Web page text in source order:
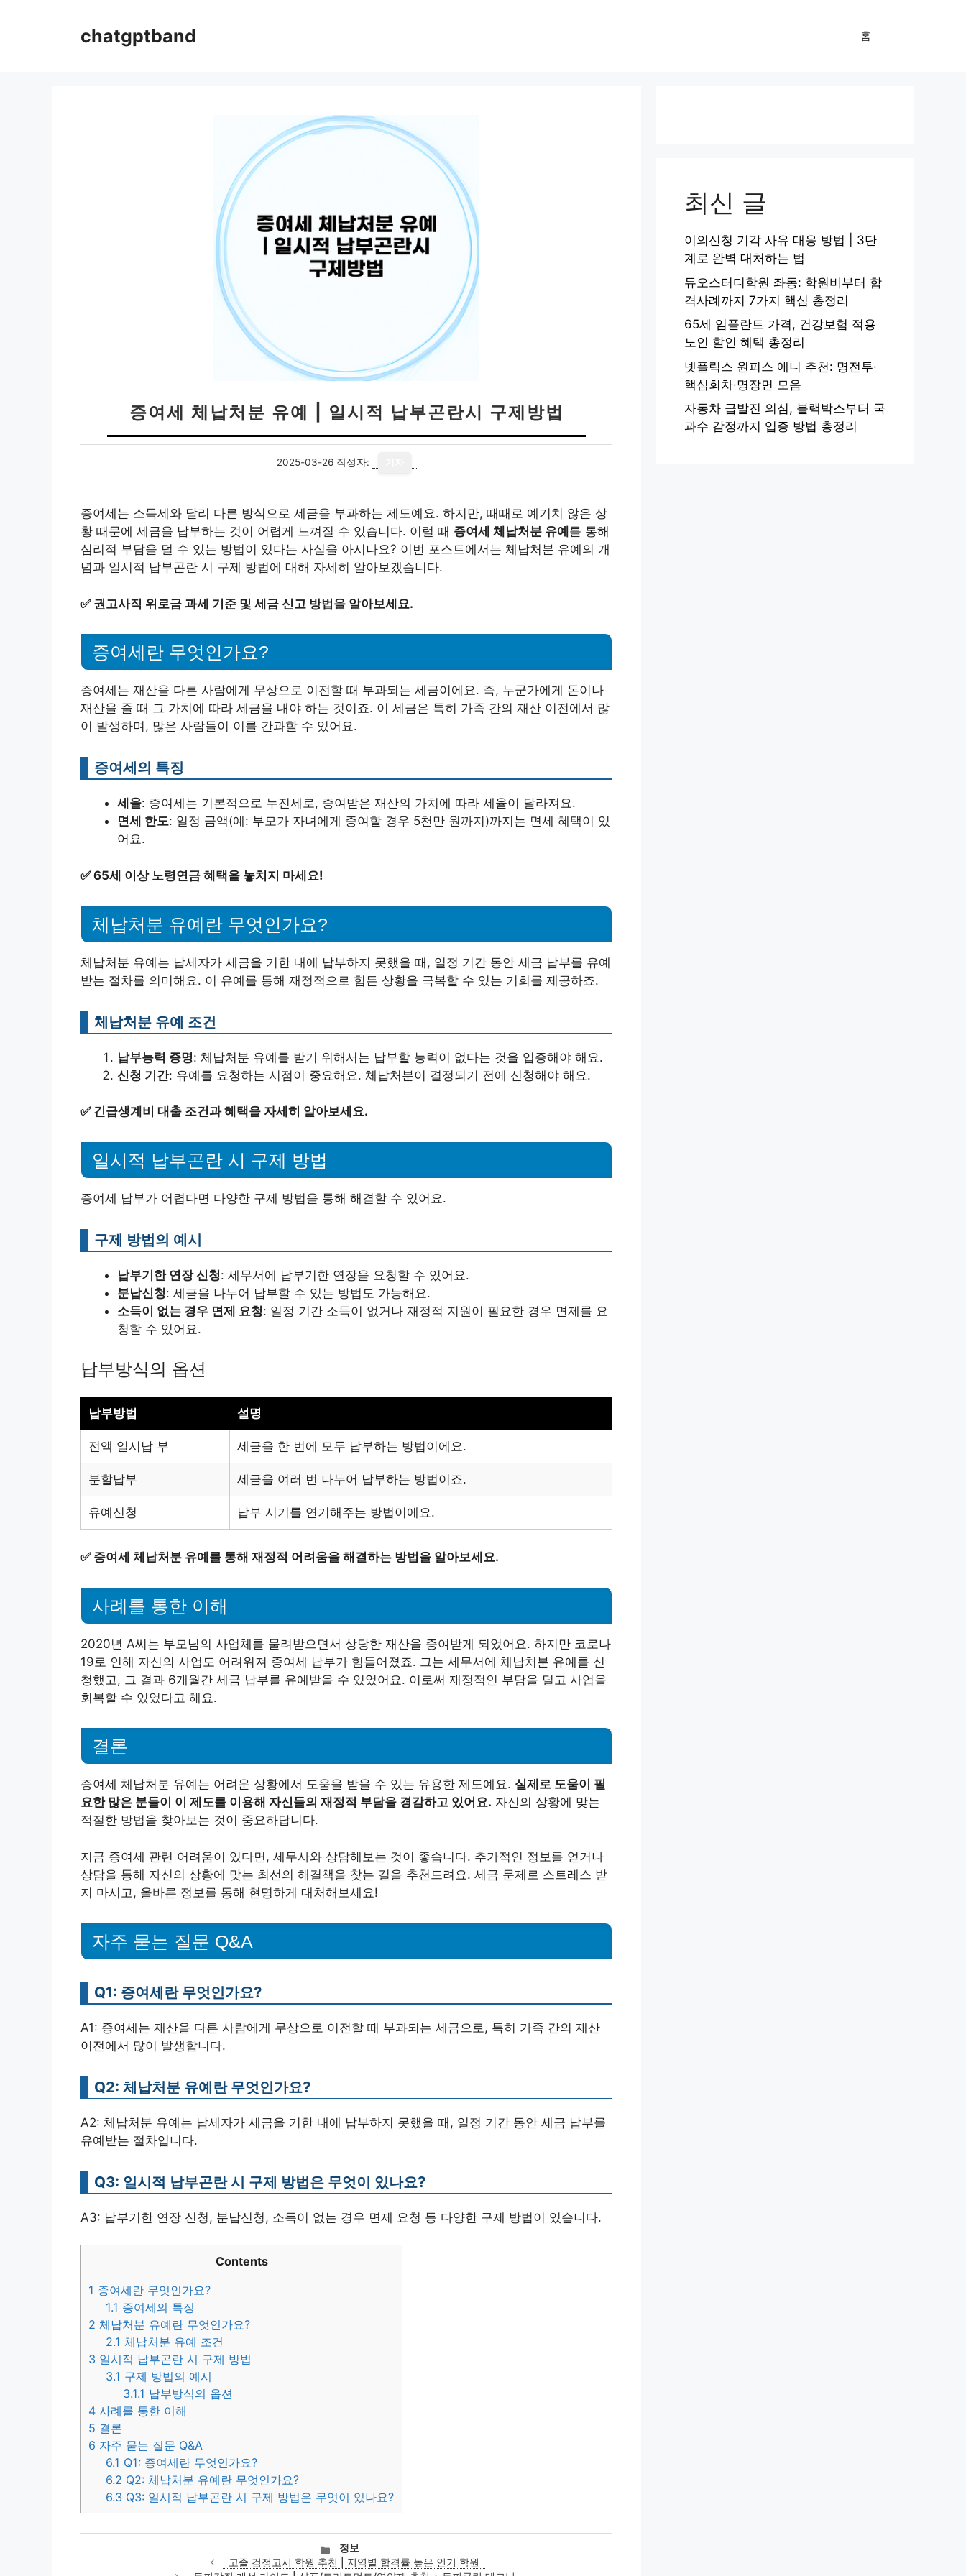
chatgptband 홈
증여세 체납처분 유예 | 일시적 납부곤란시 구제방법
2025-03-26 작성자:
증여세는 소득세와 달리 다른 방식으로 세금을 부과하는 제도예요. 하지만, 때때로 예기치 않은 상
황 때문에 세금을 납부하는 것이 어렵게 느껴질 수 있습니다. 이럴 때 증여세 체납처분 유예 를 통해
심리적 부담을 덜 수 있는 방법이 있다는 사실을 아시나요? 이번 포스트에서는 체납처분 유예의 개
념과 일시적 납부곤란 시 구제 방법에 대해 자세히 알아보겠습니다.
✅ 권고사직 위로금 과세 기준 및 세금 신고 방법을 알아보세요.
증여세란 무엇인가요?
증여세는 재산을 다른 사람에게 무상으로 이전할 때 부과되는 세금이에요. 즉, 누군가에게 돈이나
재산을 줄 때 그 가치에 따라 세금을 내야 하는 것이죠. 이 세금은 특히 가족 간의 재산 이전에서 많
이 발생하며, 많은 사람들이 이를 간과할 수 있어요.
증여세의 특징
세율: 증여세는 기본적으로 누진세로, 증여받은 재산의 가치에 따라 세율이 달라져요.
면세 한도: 일정 금액(예: 부모가 자녀에게 증여할 경우 5천만 원까지)까지는 면세 혜택이 있
어요.
✅65세 이상 노령연금 혜택을 놓치지 마세요!
체납처분 유예란 무엇인가요?
체납처분 유예는 납세자가 세금을 기한 내에 납부하지 못했을 때, 일정 기간 동안 세금 납부를 유예
받는 절차를 의미해요. 이 유예를 통해 재정적으로 힘든 상황을 극복할 수 있는 기회를 제공하죠.
체납처분 유예 조건
납부능력 증명: 체납처분 유예를 받기 위해서는 납부할 능력이 없다는 것을 입증해야 해요.
신청 기간: 유예를 요청하는 시점이 중요해요. 체납처분이 결정되기 전에 신청해야 해요.
✅ 긴급생계비 대출 조건과 혜택을 자세히 알아보세요.
일시적 납부곤란 시 구제 방법
증여세 납부가 어렵다면 다양한 구제 방법을 통해 해결할 수 있어요.
구제 방법의 예시
납부기한 연장 신청: 세무서에 납부기한 연장을 요청할 수 있어요.
분납신청: 세금을 나누어 납부할 수 있는 방법도 가능해요.
소득이 없는 경우 면제 요청: 일정 기간 소득이 없거나 재정적 지원이 필요한 경우 면제를 요
청할 수 있어요.
납부방식의 옵션
납부방법 설명
전액 일시납 부 세금을 한 번에 모두 납부하는 방법이에요.
분할납부 세금을 여러 번 나누어 납부하는 방법이죠.
유예신청 납부 시기를 연기해주는 방법이에요.
✅ 증여세 체납처분 유예를 통해 재정적 어려움을 해결하는 방법을 알아보세요.
사례를 통한 이해
2020년 A씨는 부모님의 사업체를 물려받으면서 상당한 재산을 증여받게 되었어요. 하지만 코로나
19로 인해 자신의 사업도 어려워져 증여세 납부가 힘들어졌죠. 그는 세무서에 체납처분 유예를 신
청했고, 그 결과 6개월간 세금 납부를 유예받을 수 있었어요. 이로써 재정적인 부담을 덜고 사업을
회복할 수 있었다고 해요.
결론
증여세 체납처분 유예는 어려운 상황에서 도움을 받을 수 있는 유용한 제도예요. 실제로 도움이 필
요한 많은 분들이 이 제도를 이용해 자신들의 재정적 부담을 경감하고 있어요. 자신의 상황에 맞는
적절한 방법을 찾아보는 것이 중요하답니다.
지금 증여세 관련 어려움이 있다면, 세무사와 상담해보는 것이 좋습니다. 추가적인 정보를 얻거나
상담을 통해 자신의 상황에 맞는 최선의 해결책을 찾는 길을 추천드려요. 세금 문제로 스트레스 받
지 마시고, 올바른 정보를 통해 현명하게 대처해보세요!
자주 묻는 질문 Q&A
Q1: 증여세란 무엇인가요?
A1: 증여세는 재산을 다른 사람에게 무상으로 이전할 때 부과되는 세금으로, 특히 가족 간의 재산
이전에서 많이 발생합니다.
Q2: 체납처분 유예란 무엇인가요?
A2: 체납처분 유예는 납세자가 세금을 기한 내에 납부하지 못했을 때, 일정 기간 동안 세금 납부를
유예받는 절차입니다.
Q3: 일시적 납부곤란 시 구제 방법은 무엇이 있나요?
A3: 납부기한 연장 신청, 분납신청, 소득이 없는 경우 면제 요청 등 다양한 구제 방법이 있습니다.
Contents
1 증여세란 무엇인가요?
1.1 증여세의 특징
2 체납처분 유예란 무엇인가요?
2.1 체납처분 유예 조건
3 일시적 납부곤란 시 구제 방법
3.1 구제 방법의 예시
3.1.1 납부방식의 옵션
4 사례를 통한 이해
5 결론
6 자주 묻는 질문 Q&A
6.1 Q1: 증여세란 무엇인가요?
6.2 Q2: 체납처분 유예란 무엇인가요?
6.3 Q3: 일시적 납부곤란 시 구제 방법은 무엇이 있나요?
카
테
정보
고졸 검정고시 학원 추천 | 지역별 합격률 높은 인기 학원
최신 글
이의신청 기각 사유 대응 방법 | 3단
계로 완벽 대처하는 법
듀오스터디학원 좌동: 학원비부터 합
격사례까지 7가지 핵심 총정리
65세 임플란트 가격, 건강보험 적용
노인 할인 혜택 총정리
넷플릭스 원피스 애니 추천: 명전투·
핵심회차·명장면 모음
자동차 급발진 의심, 블랙박스부터 국
과수 감정까지 입증 방법 총정리